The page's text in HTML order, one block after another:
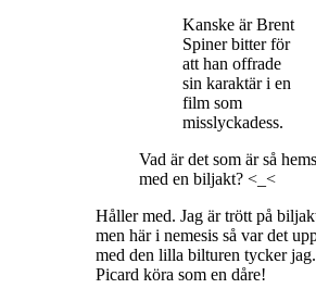
Kanske är Brent
Spiner bitter för
att han offrade
sin karaktär i en
film som
misslyckadess.
Vad är det som är så
med en biljakt? <_<
Håller med. Jag är trött på
men här i nemesis så var det
med den lilla bilturen tycker
Picard köra som en dåre!